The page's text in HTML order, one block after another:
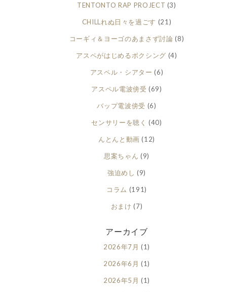
TENTONTO RAP PROJECT (3)
CHILLれぬ日々を過ごす (21)
コーギィ＆ヨーゴのあまさず討論 (8)
アスペがはじめるボクシング (4)
アスペル・シアター (6)
アスペル電波傍受 (69)
バップ電波傍受 (6)
センサリーを聴く (40)
んとんと動画 (12)
思案ちゃん (9)
強迫めし (9)
コラム (191)
おまけ (7)
アーカイブ
2026年7月 (1)
2026年6月 (1)
2026年5月 (1)